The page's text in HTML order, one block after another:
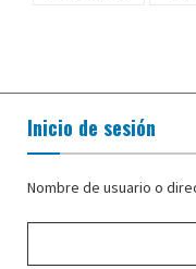
Inicio de sesión
Nombre de usuario o